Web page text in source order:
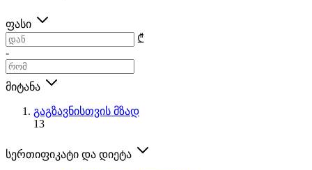
ფასი
₾
-
მიტანა
გაგზავნისთვის მზად
13
სერთიფიკატი და დიეტა